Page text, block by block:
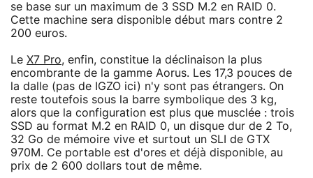
se base sur un maximum de 3 SSD M.2 en RAID 0.
Cette machine sera disponible début mars contre 2
200 euros.
Le X7 Pro, enfin, constitue la déclinaison la plus
encombrante de la gamme Aorus. Les 17,3 pouces de
la dalle (pas de IGZO ici) n'y sont pas étrangers. On
reste toutefois sous la barre symbolique des 3 kg,
alors que la configuration est plus que musclée : trois
SSD au format M.2 en RAID 0, un disque dur de 2 To,
32 Go de mémoire vive et surtout un SLI de GTX
970M. Ce portable est d'ores et déjà disponible, au
prix de 2 600 dollars tout de même.